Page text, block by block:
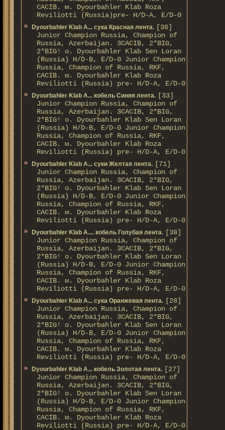
CACIB. м. Dyourbahler Klab Roza
Reviliotti (Russia)pre- H/D-A, E/D-0
Dyourbahler Klab A... сука Красная лента. [36]
Junior Champion Russia, Champion of
Russia, Azerbaijan. 3CACIB, 2*BIG,
2*BIG! о. Dyourbahler Klab Sen Loran
(Russia) H/D-B, E/D-0 Junior Champion
Russia, Champion of Russia, RKF,
CACIB. м. Dyourbahler Klab Roza
Reviliotti (Russia) pre- H/D-A, E/D-0
Dyourbahler Klab A... кобель Синяя лента. [33]
Junior Champion Russia, Champion of
Russia, Azerbaijan. 3CACIB, 2*BIG,
2*BIG! о. Dyourbahler Klab Sen Loran
(Russia) H/D-B, E/D-0 Junior Champion
Russia, Champion of Russia, RKF,
CACIB. м. Dyourbahler Klab Roza
Reviliotti (Russia) pre- H/D-A, E/D-0
Dyourbahler Klab A... суки Желтая лента. [71]
Junior Champion Russia, Champion of
Russia, Azerbaijan. 3CACIB, 2*BIG,
2*BIG! о. Dyourbahler Klab Sen Loran
(Russia) H/D-B, E/D-0 Junior Champion
Russia, Champion of Russia, RKF,
CACIB. м. Dyourbahler Klab Roza
Reviliotti (Russia) pre- H/D-A, E/D-0
Dyourbahler Klab A.... кобель Голубая лента. [38]
Junior Champion Russia, Champion of
Russia, Azerbaijan. 3CACIB, 2*BIG,
2*BIG! о. Dyourbahler Klab Sen Loran
(Russia) H/D-B, E/D-0 Junior Champion
Russia, Champion of Russia, RKF,
CACIB. м. Dyourbahler Klab Roza
Reviliotti (Russia) pre- H/D-A, E/D-0
Dyourbahler Klab A... сука Оранжевая лента. [28]
Junior Champion Russia, Champion of
Russia, Azerbaijan. 3CACIB, 2*BIG,
2*BIG! о. Dyourbahler Klab Sen Loran
(Russia) H/D-B, E/D-0 Junior Champion
Russia, Champion of Russia, RKF,
CACIB. м. Dyourbahler Klab Roza
Reviliotti (Russia) pre- H/D-A, E/D-0
Dyourbahler Klab A... кобель Золотая лента. [27]
Junior Champion Russia, Champion of
Russia, Azerbaijan. 3CACIB, 2*BIG,
2*BIG! о. Dyourbahler Klab Sen Loran
(Russia) H/D-B, E/D-0 Junior Champion
Russia, Champion of Russia, RKF,
CACIB. м. Dyourbahler Klab Roza
Reviliotti (Russia) pre- H/D-A, E/D-0